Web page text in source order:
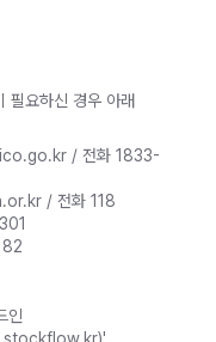
필요하신 경우 아래
/ 전화 1833-
/ 전화 118
인